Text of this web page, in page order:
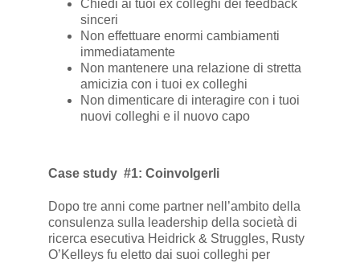
Chiedi ai tuoi ex colleghi dei feedback
sinceri
Non effettuare enormi cambiamenti
immediatamente
Non mantenere una relazione di stretta
amicizia con i tuoi ex colleghi
Non dimenticare di interagire con i tuoi
nuovi colleghi e il nuovo capo
Case study #1: Coinvolgerli
Dopo tre anni come partner nell’ambito della
consulenza sulla leadership della società di
ricerca esecutiva Heidrick & Struggles, Rusty
O’Kelleys fu eletto dai suoi colleghi per